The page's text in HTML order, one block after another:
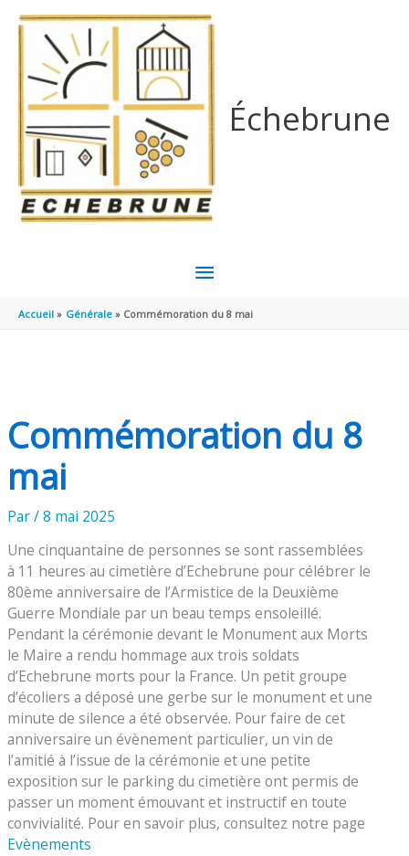
Échebrune
MENU
PRINCIPAL
Accueil Générale Commémoration du 8 mai
Commémoration du 8
mai
Par/8 mai 2025
Une cinquantaine de personnes se sont rassemblées
à 11 heures au cimetière d’Echebrune pour célébrer le
80ème anniversaire de l’Armistice de la Deuxième
Guerre Mondiale par un beau temps ensoleillé.
Pendant la cérémonie devant le Monument aux Morts
le Maire a rendu hommage aux trois soldats
d’Echebrune morts pour la France. Un petit groupe
d’écoliers a déposé une gerbe sur le monument et une
minute de silence a été observée. Pour faire de cet
anniversaire un évènement particulier, un vin de
l’amitié à l’issue de la cérémonie et une petite
exposition sur le parking du cimetière ont permis de
passer un moment émouvant et instructif en toute
convivialité. Pour en savoir plus, consultez notre page
Evènements